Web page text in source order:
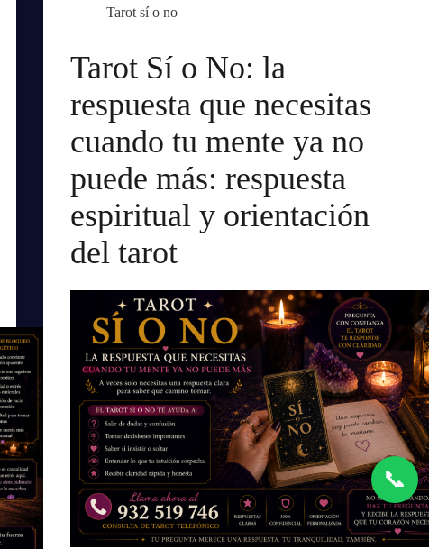
Tarot sí o no
Tarot Sí o No: la
respuesta que necesitas
cuando tu mente ya no
puede más: respuesta
espiritual y orientación
del tarot
📞